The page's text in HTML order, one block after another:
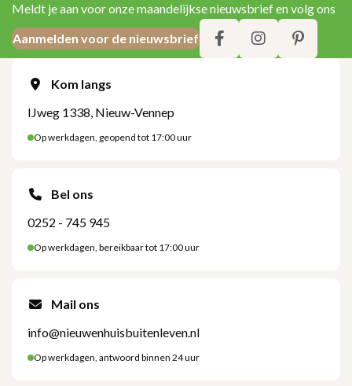
Meldt je aan voor onze maandelijkse nieuwsbrief en volg ons
Aanmelden voor de nieuwsbrief
Kom langs
IJweg 1338, Nieuw-Vennep
Op werkdagen, geopend tot 17:00 uur
Bel ons
0252 - 745 945
Op werkdagen, bereikbaar tot 17:00 uur
Mail ons
info@nieuwenhuisbuitenleven.nl
Op werkdagen, antwoord binnen 24 uur